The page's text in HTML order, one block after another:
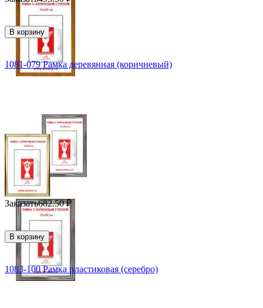
В корзину
1081-079 Рамка деревянная (коричневый)
Заказать682.50 ₽
В корзину
1083-100 Рамка пластиковая (серебро)